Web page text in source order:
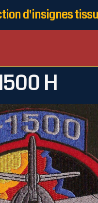
d'insignes
H